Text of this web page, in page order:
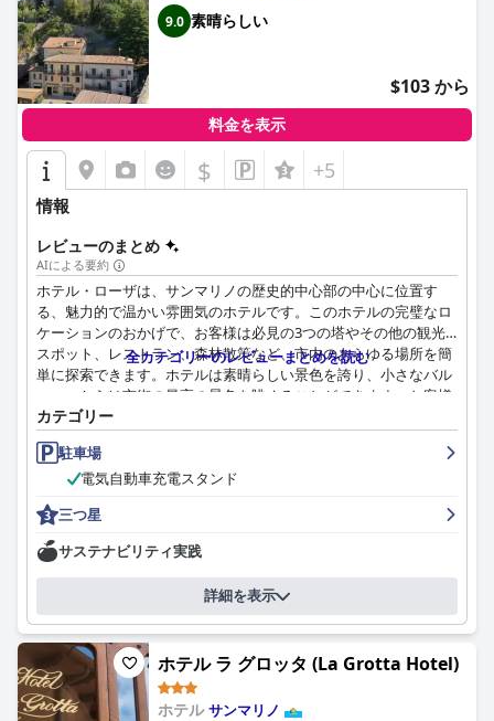
9.0 素晴らしい
$103 から
料金を表示
$ +5
情報
レビューのまとめ
AIによる要約
ホテル・ローザは、サンマリノの歴史的中心部の中心に位置す
る、魅力的で温かい雰囲気のホテルです。このホテルの完璧なロ
ケーションのおかげで、お客様は必見の3つの塔やその他の観光
スポット、レストラン、森林散策など、市内のあらゆる場所を簡
単に探索できます。ホテルは素晴らしい景色を誇り、小さなバル
コニーからは市街の最高の景色を眺めることができます。お客様
は、スタッフがフレンドリーで親切であり、最初から最後まで卓
越したサービスを提供していることを称賛しています。サンマリ
ノの中心部に位置しているため、ホテルは長い一日を歩き回った
後、リラックスした滞在を提供します。ホテルでは、あらゆる好
みを満足させるおいしいオプションを豊富に用意した、おいしい
朝食を提供しています。客室は快適で居心地が良く、一部のバル
コニーからは素晴らしい景色を眺めることができます。ホテルは
また、行き届いていない場所がない、卓越した清潔さで賞賛され
ています。スタッフは親切で、親切で、気配りがあり、この地域
をナビゲートする上で非常に貴重な地元の知識を持っていると評
されています。ホテルは、お客様のニーズに合わせて多数の駐車
場オプションを提供しており、ベッドは多くのお客様から非常に
快適であると評価されています。全体として、ホテル・ローザ
は、快適さ、利便性、そして何よりも清潔さという約束を果た
し、本当に楽しい滞在を可能にします。
全カテゴリーのレビューまとめを読む
カテゴリー
駐車場
電気自動車充電スタンド
三つ星
サステナビリティ実践
詳細を表示
ホテル ラ グロッタ (La Grotta Hotel)
ホテルサンマリノ